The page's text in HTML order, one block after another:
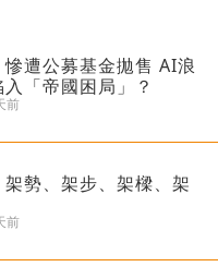
遭公募基金拋售 AI浪
「帝國困局」？
前
勢、架步、架樑、架
前